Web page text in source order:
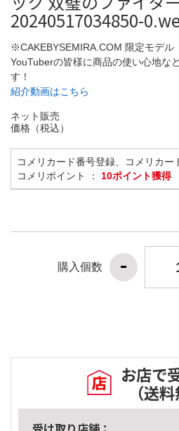
20240517034850-
※CAKEBYSEMIRA.COM 限定モデル
YouTuberの皆様に商品の使い心地な
す！
紹介動画はこちら
ネット販売
価格（税込）
コメリカード番号登録、コメリカー
コメリポイント ： 10ポイント獲得
購入個数
お店で
（送